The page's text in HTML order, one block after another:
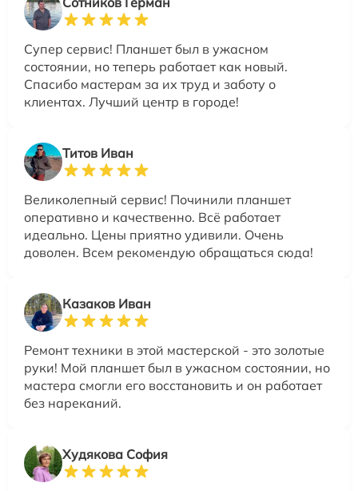
Супер сервис! Планшет был в ужасном
состоянии, но теперь работает как новый.
Спасибо мастерам за их труд и заботу о
клиентах. Лучший центр в городе!
Титов Иван
Великолепный сервис! Починили планшет
оперативно и качественно. Всё работает
идеально. Цены приятно удивили. Очень
доволен. Всем рекомендую обращаться сюда!
Казаков Иван
Ремонт техники в этой мастерской - это золотые
руки! Мой планшет был в ужасном состоянии, но
мастера смогли его восстановить и он работает
без нареканий.
Худякова София